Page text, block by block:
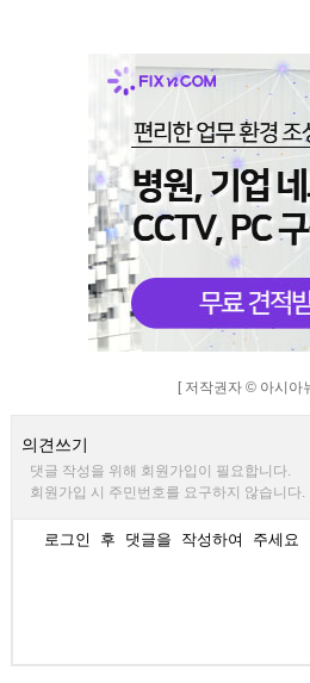
[ 저작권자 © 아시아
의견쓰기
댓글 작성을 위해 회원가입이 필요합니다.
회원가입 시 주민번호를 요구하지 않습니다.